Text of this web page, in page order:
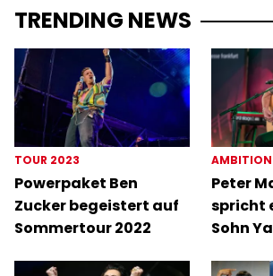
TRENDING NEWS
TOUR 2023
Powerpaket Ben
Zucker begeistert auf
Sommertour 2022
Peter
spricht
Sohn